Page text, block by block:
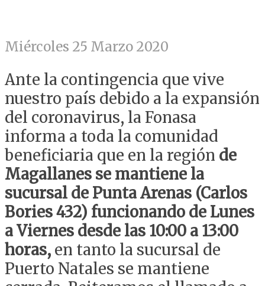
Miércoles 25 Marzo 2020
Ante la contingencia que vive
nuestro país debido a la expansión
del coronavirus, la Fonasa
informa a toda la comunidad
beneficiaria que en la región de
Magallanes se mantiene la
sucursal de Punta Arenas (Carlos
Bories 432) funcionando de Lunes
a Viernes desde las 10:00 a 13:00
horas, en tanto la sucursal de
Puerto Natales se mantiene